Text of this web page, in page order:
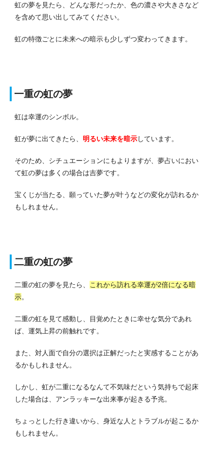
虹の夢を見たら、どんな形だったか、色の濃さや大きさなど
を含めて思い出してみてください。
虹の特徴ごとに未来への暗示も少しずつ変わってきます。
一重の虹の夢
虹は幸運のシンボル。
虹が夢に出てきたら、 明るい未来を暗示しています。
そのため、シチュエーションにもよりますが、夢占いにおい
て虹の夢は多くの場合は吉夢です。
宝くじが当たる、願っていた夢が叶うなどの変化が訪れるか
もしれません。
二重の虹の夢
二重の虹の夢を見たら、
これから訪れる幸運が2倍になる暗
示。
二重の虹を見て感動し、目覚めたときに幸せな気分であれ
ば、運気上昇の前触れです。
また、対人面で自分の選択は正解だったと実感することがあ
るかもしれません。
しかし、虹が二重になるなんて不気味だという気持ちで起床
した場合は、アンラッキーな出来事が起きる予兆。
ちょっとした行き違いから、身近な人とトラブルが起こるか
もしれません。